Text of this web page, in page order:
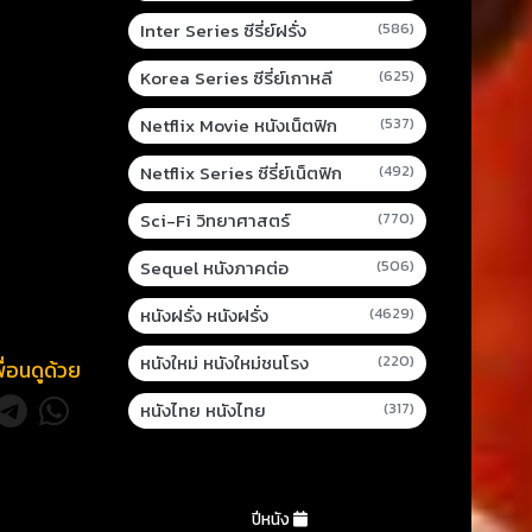
อนดูด้วย
Inter Series ซีรี่ย์ฝรั่ง (586)
Korea Series ซีรี่ย์เกาหลี (625)
Netflix Movie หนังเน็ตฟิก (537)
Netflix Series ซีรี่ย์เน็ตฟิก (492)
Sci-Fi วิทยาศาสตร์ (770)
Sequel หนังภาคต่อ (506)
หนังฝรั่ง หนังฝรั่ง (4629)
หนังใหม่ หนังใหม่ชนโรง (220)
หนังไทย หนังไทย (317)
ปีหนัง